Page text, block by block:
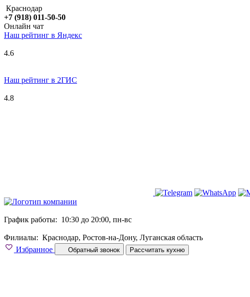
Краснодар
+7 (918) 011-50-50
Онлайн чат
Наш рейтинг в Яндекс
4.6
Наш рейтинг в 2ГИС
4.8
График работы: 10:30 до 20:00, пн-вс
Филиалы: Краснодар, Ростов-на-Дону, Луганская область
Избранное
Обратный звонок Рассчитать кухню